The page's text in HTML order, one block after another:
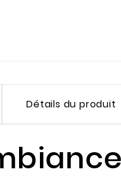
Détails du produit